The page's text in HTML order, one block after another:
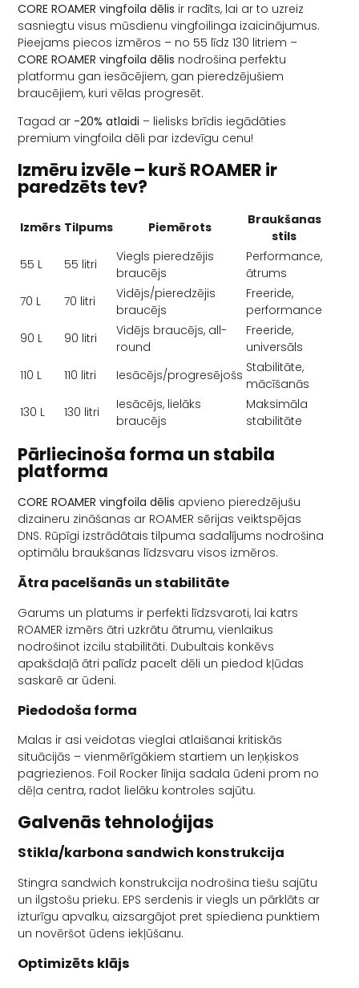
CORE ROAMER vingfoila dēlis ir radīts, lai ar to uzreiz
sasniegtu visus mūsdienu vingfoilinga izaicinājumus.
Pieejams piecos izmēros – no 55 līdz 130 litriem –
CORE ROAMER vingfoila dēlis nodrošina perfektu
platformu gan iesācējiem, gan pieredzējušiem
braucējiem, kuri vēlas progresēt.
Tagad ar -20% atlaidi – lielisks brīdis iegādāties
premium vingfoila dēli par izdevīgu cenu!
Izmēru izvēle – kurš ROAMER ir
paredzēts tev?
Izmērs Tilpums Piemērots
Braukšanas
stils
55 L
55 litri
Viegls pieredzējis
braucējs
Performance,
ātrums
70 L
70 litri
Vidējs/pieredzējis
braucējs
Freeride,
performance
90 L
90 litri
Vidējs braucējs, all-
round
Freeride,
universāls
110 L
110 litri Iesācējs/progresējošs Stabilitāte,
mācīšanās
130 L
130 litri
Iesācējs, lielāks
braucējs
Maksimāla
stabilitāte
Pārliecinoša forma un stabila
platforma
CORE ROAMER vingfoila dēlis apvieno pieredzējušu
dizaineru zināšanas ar ROAMER sērijas veiktspējas
DNS. Rūpīgi izstrādātais tilpuma sadalījums nodrošina
optimālu braukšanas līdzsvaru visos izmēros.
Ātra pacelšanās un stabilitāte
Garums un platums ir perfekti līdzsvaroti, lai katrs
ROAMER izmērs ātri uzkrātu ātrumu, vienlaikus
nodrošinot izcilu stabilitāti. Dubultais konkēvs
apakšdaļā ātri palīdz pacelt dēli un piedod kļūdas
saskarē ar ūdeni.
Piedodoša forma
Malas ir asi veidotas vieglai atlaišanai kritiskās
situācijās – vienmērīgākiem startiem un leņķiskos
pagriezienos. Foil Rocker līnija sadala ūdeni prom no
dēļa centra, radot lielāku kontroles sajūtu.
Galvenās tehnoloģijas
Stikla/karbona sandwich konstrukcija
Stingra sandwich konstrukcija nodrošina tiešu sajūtu
un ilgstošu prieku. EPS serdenis ir viegls un pārklāts ar
izturīgu apvalku, aizsargājot pret spiediena punktiem
un novēršot ūdens iekļūšanu.
Optimizēts klājs